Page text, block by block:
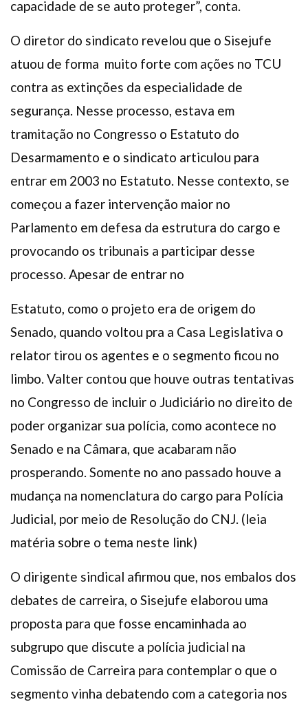
capacidade de se auto proteger”, conta.
O diretor do sindicato revelou que o Sisejufe
atuou de forma muito forte com ações no TCU
contra as extinções da especialidade de
segurança. Nesse processo, estava em
tramitação no Congresso o Estatuto do
Desarmamento e o sindicato articulou para
entrar em 2003 no Estatuto. Nesse contexto, se
começou a fazer intervenção maior no
Parlamento em defesa da estrutura do cargo e
provocando os tribunais a participar desse
processo. Apesar de entrar no
Estatuto, como o projeto era de origem do
Senado, quando voltou pra a Casa Legislativa o
relator tirou os agentes e o segmento ficou no
limbo. Valter contou que houve outras tentativas
no Congresso de incluir o Judiciário no direito de
poder organizar sua polícia, como acontece no
Senado e na Câmara, que acabaram não
prosperando. Somente no ano passado houve a
mudança na nomenclatura do cargo para Polícia
Judicial, por meio de Resolução do CNJ. (leia
matéria sobre o tema neste link)
O dirigente sindical afirmou que, nos embalos dos
debates de carreira, o Sisejufe elaborou uma
proposta para que fosse encaminhada ao
subgrupo que discute a polícia judicial na
Comissão de Carreira para contemplar o que o
segmento vinha debatendo com a categoria nos